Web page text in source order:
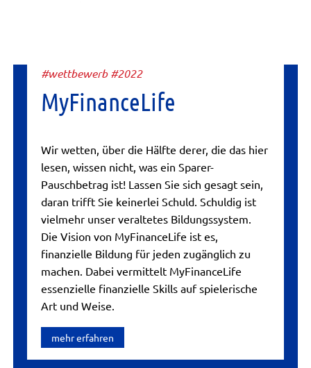
#wettbewerb #2022
MyFinanceLife
Wir wetten, über die Hälfte derer, die das hier
lesen, wissen nicht, was ein Sparer-
Pauschbetrag ist! Lassen Sie sich gesagt sein,
daran trifft Sie keinerlei Schuld. Schuldig ist
vielmehr unser veraltetes Bildungssystem.
Die Vision von MyFinanceLife ist es,
finanzielle Bildung für jeden zugänglich zu
machen. Dabei vermittelt MyFinanceLife
essenzielle finanzielle Skills auf spielerische
Art und Weise.
mehr erfahren